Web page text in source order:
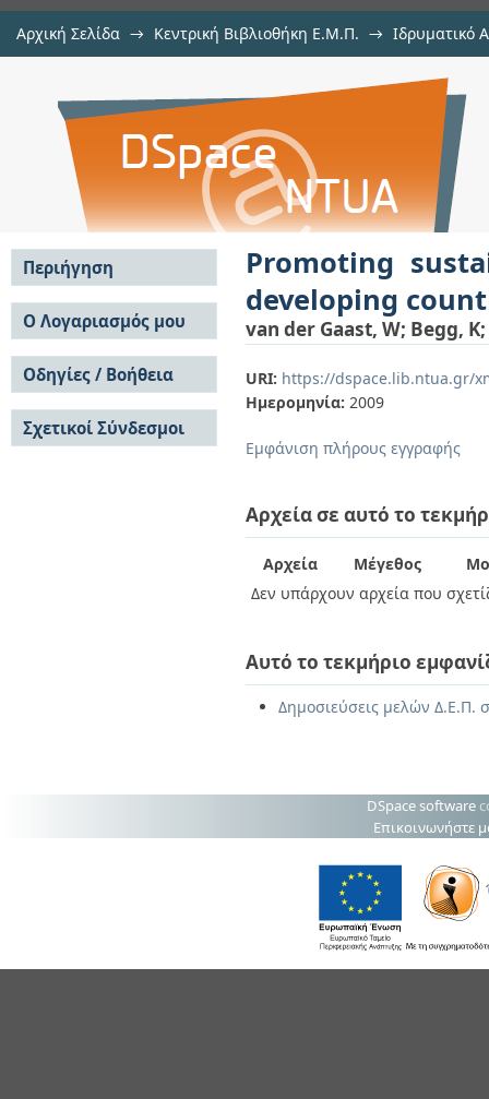
Αρχική Σελίδα → Κεντρική Βιβλιοθήκη Ε.Μ.Π. → Ιδρυματικό
Promoting sustainable energy
through the CDM
Promoting
developing
van der Gaast, W; Begg, K;
URI: https://dspace.lib.ntua.gr/
Ημερομηνία: 2009
Εμφάνιση πλήρους εγγραφής
Αρχεία σε αυτό το
Αρχεία Μέγεθος
Δεν υπάρχουν αρχεία που
Αυτό το τεκμήριο
Δημοσιεύσεις μελών Δ.Ε.Π.
Περιήγηση
Σε όλο το DSpace
Κοινότητες & Συλλογές
Ανά Ημερομηνία
Έκδοσης
Συγγραφείς
Τίτλοι
Θέματα
Ο Λογαριασμός μου
Σύνδεση
Εγγραφή
Οδηγίες / Βοήθεια
Οδηγίες Υποβολής
Οδηγίες Χρήσης ΙΑ
Συχνές Ερωτήσεις
Σχετικοί Σύνδεσμοι
DSpace software
Επικοινωνήστε